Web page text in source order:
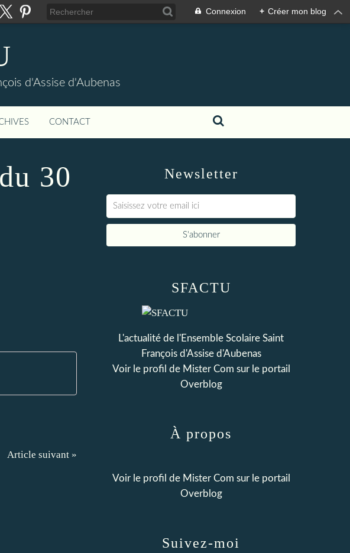
Connexion + Créer mon blog
d'Assise d'Aubenas
CONTACT
30
Article suivant »
Newsletter
SFACTU
L'actualité de l'Ensemble Scolaire Saint
François d'Assise d'Aubenas
Voir le profil de Mister Com sur le portail
Overblog
Suivez-moi
À propos
Voir le profil de Mister Com sur le portail
Overblog